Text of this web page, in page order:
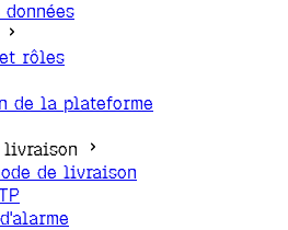
rôles
de la plateforme
de livraison